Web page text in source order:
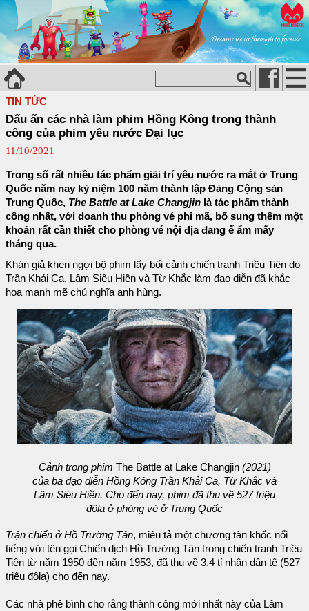
TIN TỨC
Dấu ấn các nhà làm phim Hồng Kông trong thành
công của phim yêu nước Đại lục
11/10/2021
Trong số rất nhiều tác phẩm giải trí yêu nước ra mắt ở Trung
Quốc năm nay kỷ niệm 100 năm thành lập Đảng Cộng sản
Trung Quốc, The Battle at Lake Changjin là tác phẩm thành
công nhất, với doanh thu phòng vé phi mã, bổ sung thêm một
khoản rất cần thiết cho phòng vé nội địa đang ế ẩm mấy
tháng qua.
Khán giả khen ngợi bộ phim lấy bối cảnh chiến tranh Triều Tiên do
Trần Khải Ca, Lâm Siêu Hiền và Từ Khắc làm đạo diễn đã khắc
họa mạnh mẽ chủ nghĩa anh hùng.
Cảnh trong phim The Battle at Lake Changjin (2021)
của ba đạo diễn Hồng Kông Trần Khải Ca, Từ Khắc và
Lâm Siêu Hiền. Cho đến nay, phim đã thu về 527 triệu
đôla ở phòng vé ở Trung Quốc
Trận chiến ở Hồ Trường Tân, miêu tả một chương tàn khốc nổi
tiếng với tên gọi Chiến dịch Hồ Trường Tân trong chiến tranh Triều
Tiên từ năm 1950 đến năm 1953, đã thu về 3,4 tỉ nhân dân tệ (527
triệu đôla) cho đến nay.
Các nhà phê bình cho rằng thành công mới nhất này của Lâm